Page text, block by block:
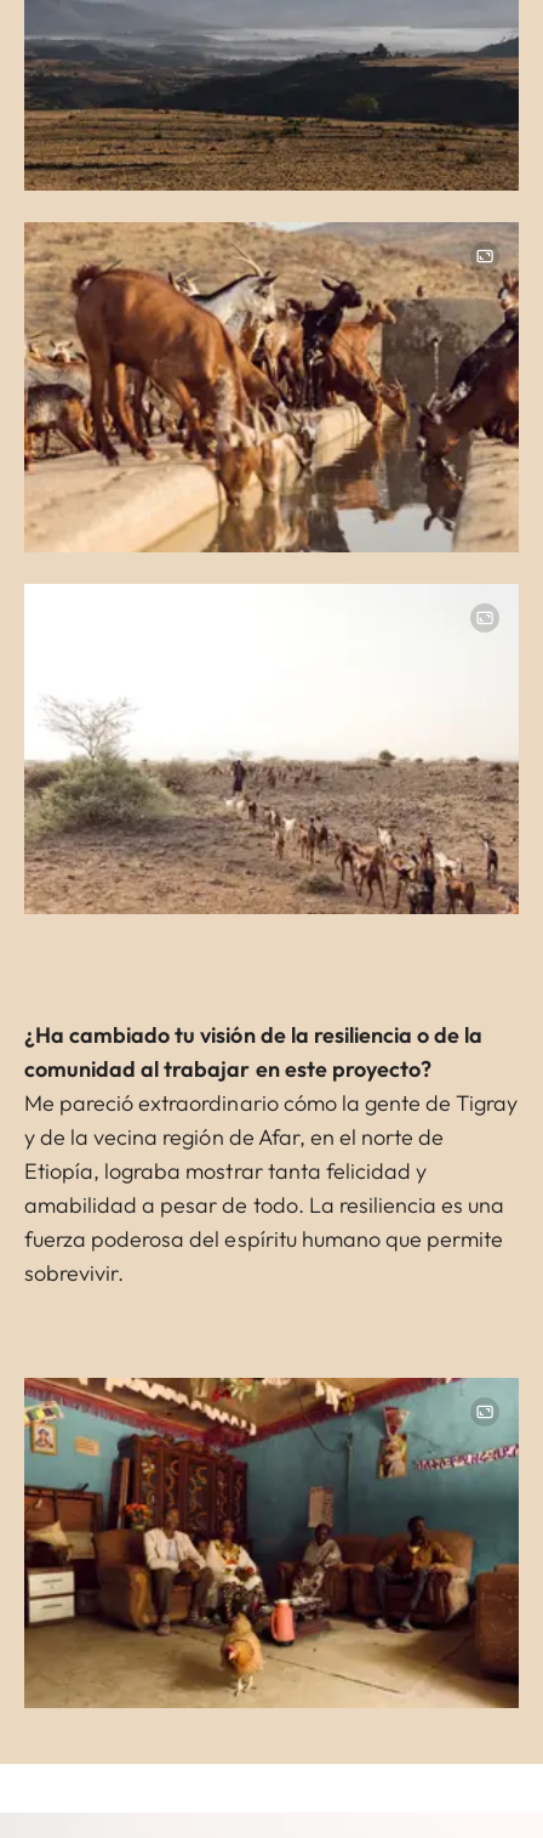
Image
¿Ha cambiado tu visión de la resiliencia o de la
comunidad al trabajar en este proyecto?
Me pareció extraordinario cómo la gente de Tigray
y de la vecina región de Afar, en el norte de
Etiopía, lograba mostrar tanta felicidad y
amabilidad a pesar de todo. La resiliencia es una
fuerza poderosa del espíritu humano que permite
sobrevivir.
Image